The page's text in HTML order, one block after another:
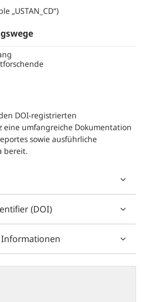
„USTAN_CD“)
DOI-registrierten
eine umfangreiche Dokumentation
sowie ausführliche
bereit.
(DOI)